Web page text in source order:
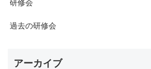
研修会
過去の研修会
アーカイブ